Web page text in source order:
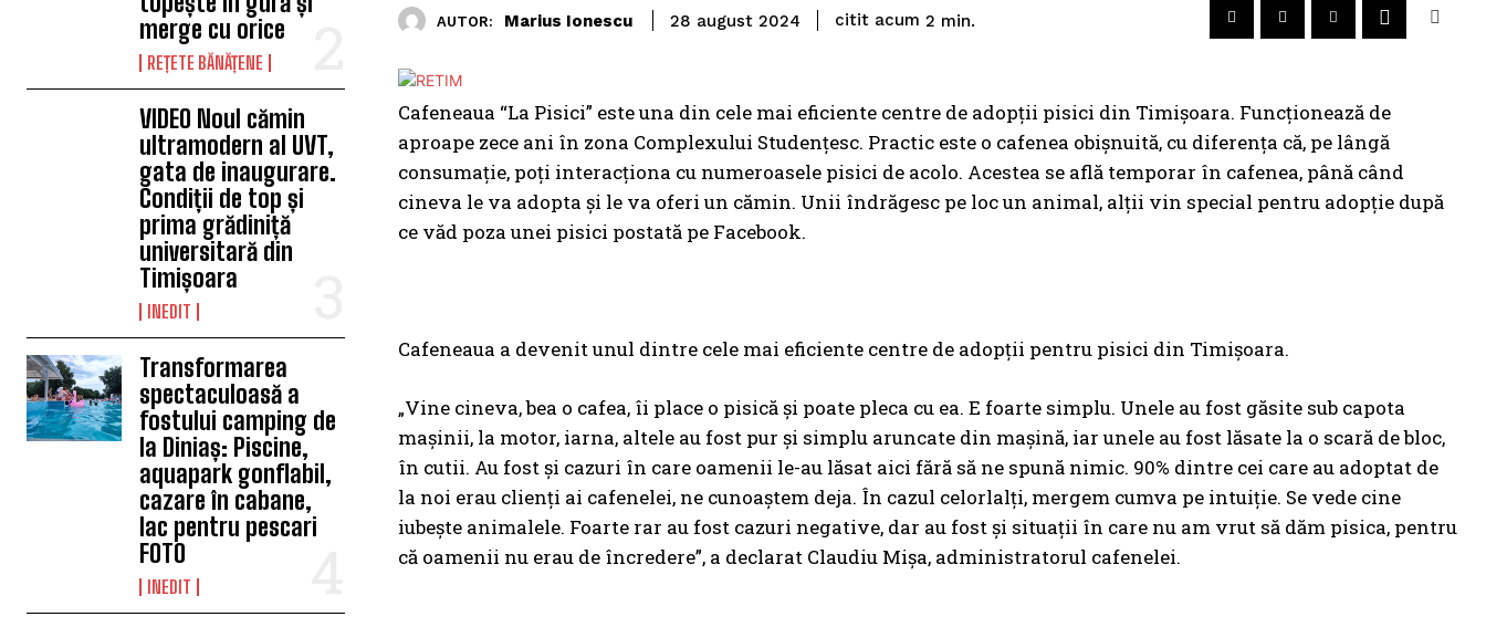
merge cu orice
REȚETE BĂNĂȚENE
VIDEO Noul cămin
ultramodern al UVT,
gata de inaugurare.
Condiții de top și
prima grădiniță
universitară din
Timișoara
INEDIT
Transformarea
spectaculoasă a
fostului camping de
la Diniaș: Piscine,
aquapark gonflabil,
cazare în cabane,
lac pentru pescari
FOTO
INEDIT
AUTOR: Marius Ionescu 28 august 2024 citit acum 2 min.
Cafeneaua “La Pisici” este una din cele mai eficiente centre de adopţii pisici din Timișoara. Funcționează de
aproape zece ani în zona Complexului Studențesc. Practic este o cafenea obișnuită, cu diferența că, pe lângă
consumație, poți interacționa cu numeroasele pisici de acolo. Acestea se află temporar în cafenea, până când
cineva le va adopta și le va oferi un cămin. Unii îndrăgesc pe loc un animal, alții vin special pentru adopție după
ce văd poza unei pisici postată pe Facebook.
Cafeneaua a devenit unul dintre cele mai eficiente centre de adopții pentru pisici din Timișoara.
„Vine cineva, bea o cafea, îi place o pisică și poate pleca cu ea. E foarte simplu. Unele au fost găsite sub capota
mașinii, la motor, iarna, altele au fost pur și simplu aruncate din mașină, iar unele au fost lăsate la o scară de bloc,
în cutii. Au fost și cazuri în care oamenii le-au lăsat aici fără să ne spună nimic. 90% dintre cei care au adoptat de
la noi erau clienți ai cafenelei, ne cunoaștem deja. În cazul celorlalți, mergem cumva pe intuiție. Se vede cine
iubește animalele. Foarte rar au fost cazuri negative, dar au fost și situații în care nu am vrut să dăm pisica, pentru
că oamenii nu erau de încredere”, a declarat Claudiu Mișa, administratorul cafenelei.